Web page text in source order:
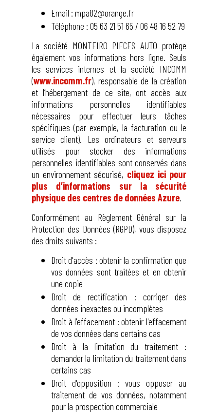
Email : mpa82@orange.fr
Téléphone : 05 63 21 51 65 / 06 48 16 52 79
La société MONTEIRO PIECES AUTO protège
également vos informations hors ligne. Seuls
les services internes et la société INCOMM
(www.incomm.fr), responsable de la création
et l’hébergement de ce site, ont accès aux
informations personnelles identifiables
nécessaires pour effectuer leurs tâches
spécifiques (par exemple, la facturation ou le
service client). Les ordinateurs et serveurs
utilisés pour stocker des informations
personnelles identifiables sont conservés dans
un environnement sécurisé, cliquez ici pour
plus d’informations sur la sécurité
physique des centres de données Azure.
Conformément au Règlement Général sur la
Protection des Données (RGPD), vous disposez
des droits suivants :
Droit d'accès : obtenir la confirmation que
vos données sont traitées et en obtenir
une copie
Droit de rectification : corriger des
données inexactes ou incomplètes
Droit à l'effacement : obtenir l'effacement
de vos données dans certains cas
Droit à la limitation du traitement :
demander la limitation du traitement dans
certains cas
Droit d'opposition : vous opposer au
traitement de vos données, notamment
pour la prospection commerciale